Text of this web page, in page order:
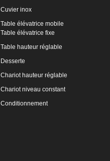
Cuvier inox
Table élévatrice mobile
Table élévatrice fixe
Table hauteur réglable
Desserte
Chariot hauteur réglable
Chariot niveau constant
Conditionnement